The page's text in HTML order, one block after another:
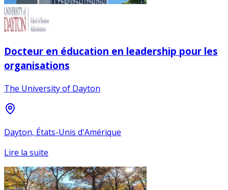
Docteur en éducation en leadership pour les
organisations
The University of Dayton
Dayton, États-Unis d'Amérique
Lire la suite